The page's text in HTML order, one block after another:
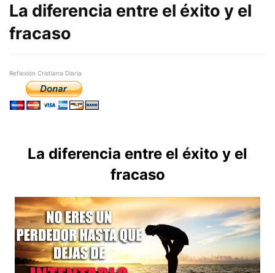
La diferencia entre el éxito y el
fracaso
Reflexión Cristiana Diaria
La diferencia entre el éxito y el
fracaso